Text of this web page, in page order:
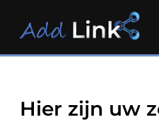
Hier zijn uw